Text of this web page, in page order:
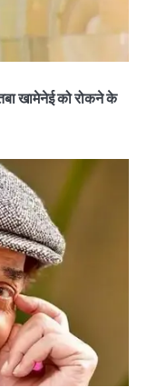
खामेनेई को रोकने के